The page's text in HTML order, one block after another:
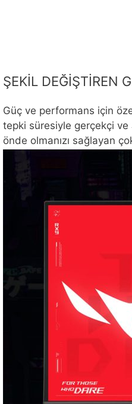
ŞEKİL DEĞİŞTİREN
Güç ve performans için
tepki süresiyle gerçekçi ve
önde olmanızı sağlayan